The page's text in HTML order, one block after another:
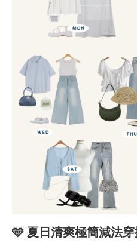
🩵 夏日清爽極簡減法